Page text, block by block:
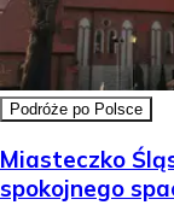
Podróże po Polsce
Miasteczko
spokojnego